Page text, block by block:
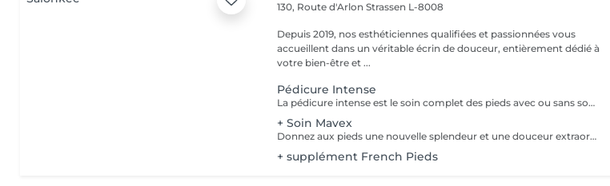
130, Route d'ArlonStrassen L-8008
Depuis 2019, nos esthéticiennes qualifiées et passionnées vous
accueillent dans un véritable écrin de douceur, entièrement dédié à
votre bien-être et ...
Pédicure Intense
La pédicure intense est le soin complet des pieds avec ou sans souci particulier. Elle comprend : bain de pied, pousse et coupe des cuticules, coupe et limage des ongles, travail des callosités et/ou cors au bistouri/crédo, rape, gommage, massage avec crème de soin. La pose de vernis transparent est incluse si souhaitée.
+ Soin Mavex
Donnez aux pieds une nouvelle splendeur et une douceur extraordinaire grâce à un traitement agréable et relaxant. Mavex Calluspeeling® est un soin professionnel pour la beauté des pieds qui permet d'obtenir des résultats immédiats et incroyables avec une seule séance. Rapide, facile, et efficace ! Mavex Calluspeeling® peut être réalisé seul comme une pédicure classique mais sans lame ni fraise, ou proposé en complément en cabine lors d'un soin visage (lors de la pose d'un masque), soin corps (lors d'un enveloppement), ou d'un soin des ongles et des cuticules.
+ supplément French Pieds